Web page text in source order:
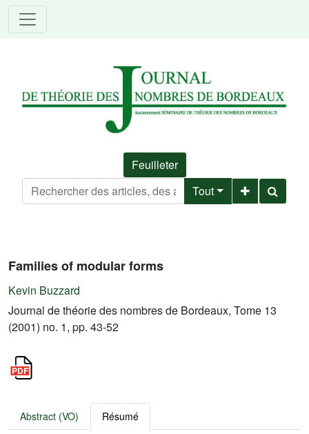
Feuilleter
Tout
Families of modular forms
Kevin Buzzard
Journal de théorie des nombres de Bordeaux, Tome 13
(2001) no. 1, pp. 43-52
Abstract (VO) Résumé